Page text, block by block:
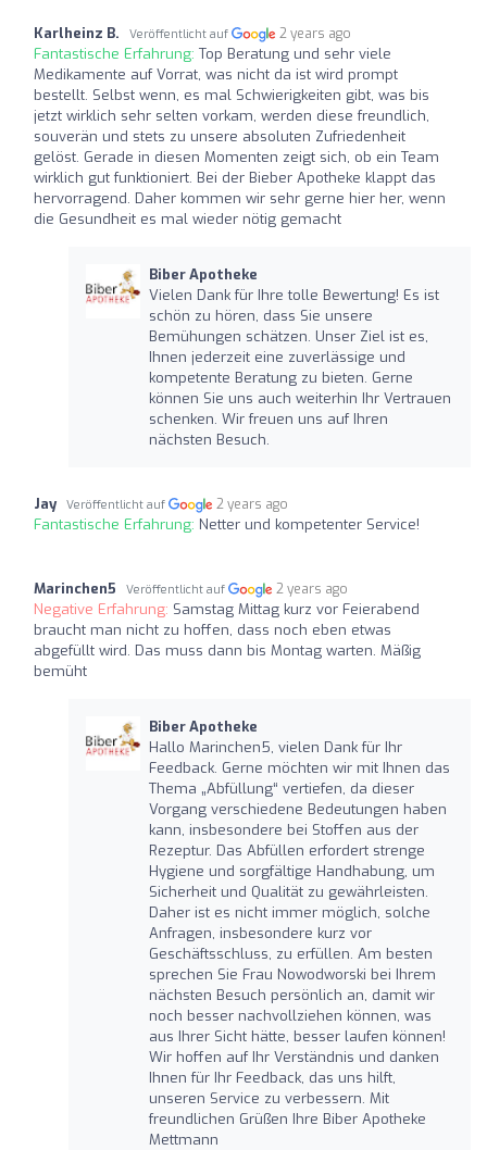
Karlheinz B. Veröffentlicht auf 2 years ago
Fantastische Erfahrung: Top Beratung und sehr viele
Medikamente auf Vorrat, was nicht da ist wird prompt
bestellt. Selbst wenn, es mal Schwierigkeiten gibt, was bis
jetzt wirklich sehr selten vorkam, werden diese freundlich,
souverän und stets zu unsere absoluten Zufriedenheit
gelöst. Gerade in diesen Momenten zeigt sich, ob ein Team
wirklich gut funktioniert. Bei der Bieber Apotheke klappt das
hervorragend. Daher kommen wir sehr gerne hier her, wenn
die Gesundheit es mal wieder nötig gemacht
Biber Apotheke
Vielen Dank für Ihre tolle Bewertung! Es ist
schön zu hören, dass Sie unsere
Bemühungen schätzen. Unser Ziel ist es,
Ihnen jederzeit eine zuverlässige und
kompetente Beratung zu bieten. Gerne
können Sie uns auch weiterhin Ihr Vertrauen
schenken. Wir freuen uns auf Ihren
nächsten Besuch.
Jay Veröffentlicht auf 2 years ago
Fantastische Erfahrung: Netter und kompetenter Service!
Marinchen5 Veröffentlicht auf 2 years ago
Negative Erfahrung: Samstag Mittag kurz vor Feierabend
braucht man nicht zu hoffen, dass noch eben etwas
abgefüllt wird. Das muss dann bis Montag warten. Mäßig
bemüht
Biber Apotheke
Hallo Marinchen5, vielen Dank für Ihr
Feedback. Gerne möchten wir mit Ihnen das
Thema „Abfüllung“ vertiefen, da dieser
Vorgang verschiedene Bedeutungen haben
kann, insbesondere bei Stoffen aus der
Rezeptur. Das Abfüllen erfordert strenge
Hygiene und sorgfältige Handhabung, um
Sicherheit und Qualität zu gewährleisten.
Daher ist es nicht immer möglich, solche
Anfragen, insbesondere kurz vor
Geschäftsschluss, zu erfüllen. Am besten
sprechen Sie Frau Nowodworski bei Ihrem
nächsten Besuch persönlich an, damit wir
noch besser nachvollziehen können, was
aus Ihrer Sicht hätte, besser laufen können!
Wir hoffen auf Ihr Verständnis und danken
Ihnen für Ihr Feedback, das uns hilft,
unseren Service zu verbessern. Mit
freundlichen Grüßen Ihre Biber Apotheke
Mettmann